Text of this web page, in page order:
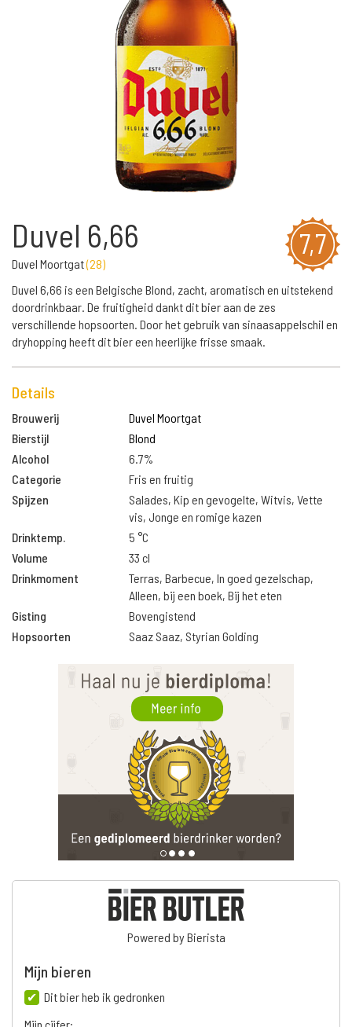
7,7
Duvel 6,66
Duvel Moortgat(28)
Duvel 6,66 is een Belgische Blond, zacht, aromatisch en uitstekend
doordrinkbaar. De fruitigheid dankt dit bier aan de zes
verschillende hopsoorten. Door het gebruik van sinaasappelschil en
dryhopping heeft dit bier een heerlijke frisse smaak.
Details
Brouwerij
Duvel Moortgat
Bierstijl
Blond
Alcohol
6.7%
Categorie
Fris en fruitig
Spijzen
Salades, Kip en gevogelte, Witvis, Vette
vis, Jonge en romige kazen
Drinktemp.
5 °C
Volume
33 cl
Drinkmoment
Terras, Barbecue, In goed gezelschap,
Alleen, bij een boek, Bij het eten
Gisting
Bovengistend
Hopsoorten
Saaz Saaz, Styrian Golding
Powered by Bierista
Mijn bieren
Dit bier heb ik gedronken
Mijn cijfer: